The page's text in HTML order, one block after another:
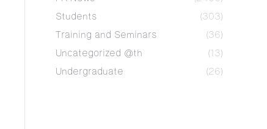
Students
(303)
Training and Seminars
(36)
Uncategorized @th
(13)
Undergraduate
(26)